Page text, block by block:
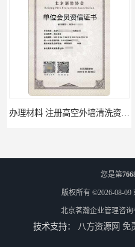
办理材料 注册高空外墙清洗资质所需材料
您是第
版权所有 ©2026-08-09
北京茗瀚企业管理咨询
技术支持： 八方资源网 免